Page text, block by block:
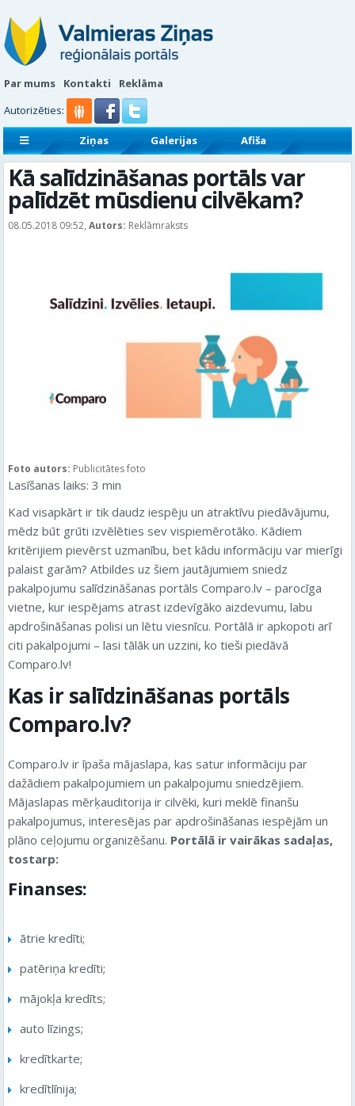
Par mums Kontakti
Reklāma
Autorizēties:
Ziņas Galerijas
Afiša
Sludinājumi
Reklāmraksti
Kā salīdzināšanas portāls var
palīdzēt mūsdienu cilvēkam?
08.05.2018 09:52, Autors: Reklāmraksts
Foto autors: Publicitātes foto
Lasīšanas laiks: 3 min
Kad visapkārt ir tik daudz iespēju un atraktīvu piedāvājumu,
mēdz būt grūti izvēlēties sev vispiemērotāko. Kādiem
kritērijiem pievērst uzmanību, bet kādu informāciju var mierīgi
palaist garām? Atbildes uz šiem jautājumiem sniedz
pakalpojumu salīdzināšanas portāls Comparo.lv – parocīga
vietne, kur iespējams atrast izdevīgāko aizdevumu, labu
apdrošināšanas polisi un lētu viesnīcu. Portālā ir apkopoti arī
citi pakalpojumi – lasi tālāk un uzzini, ko tieši piedāvā
Comparo.lv!
Kas ir salīdzināšanas portāls
Comparo.lv?
Comparo.lv ir īpaša mājaslapa, kas satur informāciju par
dažādiem pakalpojumiem un pakalpojumu sniedzējiem.
Mājaslapas mērķauditorija ir cilvēki, kuri meklē finanšu
pakalpojumus, interesējas par apdrošināšanas iespējām un
plāno ceļojumu organizēšanu. Portālā ir vairākas sadaļas,
tostarp:
Finanses:
ātrie kredīti;
patēriņa kredīti;
mājokļa kredīts;
auto līzings;
kredītkarte;
kredītlīnija;